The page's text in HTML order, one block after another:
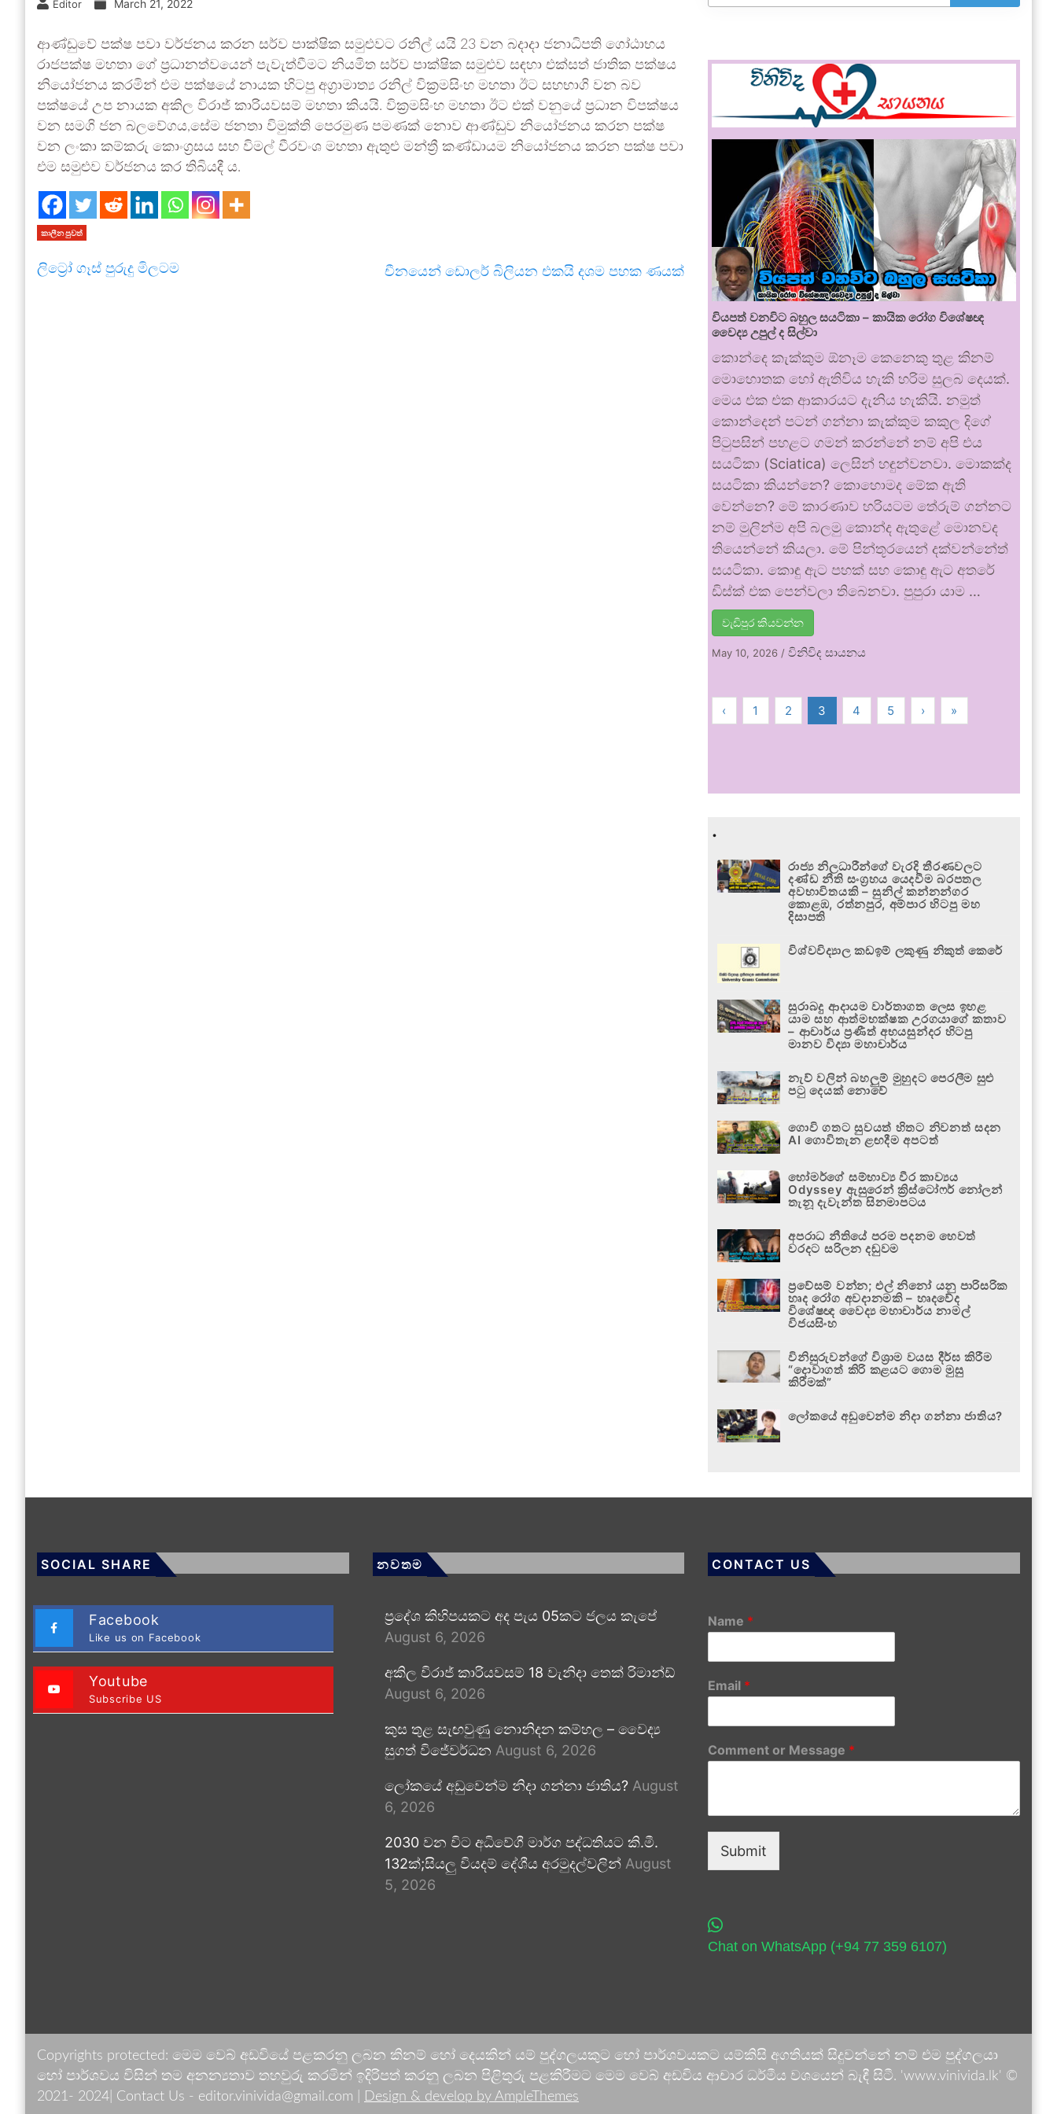
Editor March 21, 2022
ආණ්ඩුවේ පක්ෂ පවා වර්ජනය කරන සර්ව පාක්ෂික සමුළුවට රනිල් යයි 23 වන බදාදා ජනාධිපති ගෝඨාභය
රාජපක්ෂ මහතා ගේ ප්‍රධානත්වයෙන් පැවැත්වීමට නියමිත සර්ව පාක්ෂික සමුළුව සඳහා එක්සත් ජාතික පක්ෂය
නියෝජනය කරමින් එම පක්ෂයේ නායක හිටපු අග්‍රාමාත්‍ය රනිල් වික්‍රමසිංහ මහතා ඊට සහභාගි වන බව
පක්ෂයේ උප නායක අකිල විරාජ් කාරියවසම් මහතා කියයි. වික්‍රමසිංහ මහතා ඊට එක් වනුයේ ප්‍රධාන විපක්ෂය
වන සමගි ජන බලවේගය,සේම ජනතා විමුක්ති පෙරමුණ පමණක් නොව ආණ්ඩුව නියෝජනය කරන පක්ෂ
වන ලංකා කම්කරු කොංග්‍රසය සහ විමල් වීරවංශ මහතා ඇතුළු මන්ත්‍රී කණ්ඩායම නියෝජනය කරන පක්ෂ පවා
එම සමුළුව වර්ජනය කර තිබියදී ය.
කාලීන පුවත්
ලිට්‍රෝ ගෑස් පුරුදු මිලටම චීනයෙන් ඩොලර් බිලියන එකයි දශම පහක ණයක්
වියපත් වනවිට බහුල සයටිකා – කායික රෝග විශේෂඥ
වෛද්‍ය උපුල් ද සිල්වා
කොන්දෙ කැක්කුම ඕනෑම කෙනෙකු තුළ කිනම්
මොහොතක හෝ ඇතිවිය හැකි හරිම සුලබ දෙයක්.
මෙය එක එක ආකාරයට දැනිය හැකියි. නමුත්
කොන්දෙන් පටන් ගන්නා කැක්කුම කකුල දිගේ
පිටුපසින් පහළට ගමන් කරන්නේ නම් අපි එය
සයටිකා (Sciatica) ලෙසින් හඳුන්වනවා. මොකක්ද
සයටිකා කියන්නෙ? කොහොමද මේක ඇති
වෙන්නෙ? මේ කාරණාව හරියටම තේරුම් ගන්නට
නම් මුලින්ම අපි බලමු කොන්ද ඇතුළේ මොනවද
තියෙන්නේ කියලා. මේ පින්තූරයෙන් දක්වන්නේත්
සයටිකා. කොඳු ඇට පහක් සහ කොඳු ඇට අතරේ
ඩිස්ක් එක පෙන්වලා තිබෙනවා. පුපුරා යාම …
වැඩිපුර කියවන්න
May 10, 2026 /විනිවිද සායනය
‹ 1 2 3 4 5 › »
.
රාජ්‍ය නිලධාරීන්ගේ වැරදි තීරණවලට
දණ්ඩ නීති සංග්‍රහය යෙදවීම බරපතල
අවභාවිතයකි – සුනිල් කන්නන්ගර
කොළඹ, රත්නපුර, අම්පාර හිටපු මහ
දිසාපති
විශ්වවිද්‍යාල කඩඉම් ලකුණු නිකුත් කෙරේ
සුරාබදු ආදායම වාර්තාගත ලෙස ඉහළ
යාම සහ ආත්මභක්ෂක උරගයාගේ කතාව
– ආචාර්ය ප්‍රණීත් අභයසුන්දර හිටපු
මානව විද්‍යා මහාචාර්ය
නැව් වලින් බහලුම් මුහුදට පෙරලීම සුළු
පටු දෙයක් නොවේ
ගොවි ගතට සුවයත් හිතට නිවනත් සදන
AI ගොවිතැන ළඟදීම අපටත්
හෝමර්ගේ සම්භාව්‍ය වීර කාව්‍යය
Odyssey ඇසුරෙන් ක්‍රිස්ටෝෆර් නෝලන්
තැනූ දැවැන්ත සිනමාපටය
අපරාධ නීතියේ පරම පදනම හෙවත්
වරදට සරිලන දඬුවම
ප්‍රවේසම් වන්න; එල් නිනෝ යනු පාරිසරික
හෘද රෝග අවදානමකි – හෘදවේද
විශේෂඥ වෛද්‍ය මහාචාර්ය නාමල්
විජයසිංහ
විනිසුරුවන්ගේ විශ්‍රාම වයස දීර්ඝ කිරීම
“දොවාගත් කිරි කළයට ගොම මුසු
කිරීමක්”
ලෝකයේ අඩුවෙන්ම නිදා ගන්නා ජාතිය?
SOCIAL SHARE
Facebook
Like us on Facebook
Youtube
Subscribe US
නවතම
ප්‍රදේශ කිහිපයකට අද පැය 05කට ජලය කැපේ
August 6, 2026
අකිල විරාජ් කාරියවසම් 18 වැනිදා තෙක් රිමාන්ඩ්
August 6, 2026
කුස තුළ සැඟවුණු නොනිදන කම්හල – වෛද්‍ය
සුගත් විජේවර්ධන August 6, 2026
ලෝකයේ අඩුවෙන්ම නිදා ගන්නා ජාතිය? August
6, 2026
2030 වන විට අධිවේගී මාර්ග පද්ධතියට කි.මී.
132ක්;සියලු වියදම් දේශීය අරමුදල්වලින් August
5, 2026
CONTACT US
Name *
Email *
Comment or Message *
Submit
Chat on WhatsApp (+94 77 359 6107)
Copyrights protected: මෙම වෙබ් අඩවියේ පළකරනු ලබන කිනම් හෝ දෙයකින් යම් පුද්ගලයකුට හෝ පාර්ශවයකට යම්කිසි අගතියක් සිදුවන්නේ නම් එම පුද්ගලයා
හෝ පාර්ශවය විසින් තම අනන්‍යතාව තහවුරු කරමින් ඉදිරිපත් කරනු ලබන පිළිතුරු පළකිරීමට මෙම වෙබ් අඩවිය ආචාර ධර්මීය වශයෙන් බැඳී සිටී. 'www.vinivida.lk' ©
2021- 2024| Contact Us - editor.vinivida@gmail.com |
Design & develop by AmpleThemes